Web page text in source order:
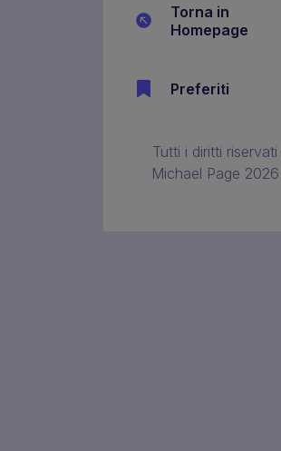
Torna in
Homepage
Preferiti
Tutti i diritti riservati
Michael Page 2026